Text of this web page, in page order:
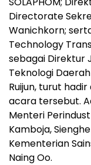
Directorate
Wanichkorn;
Technology
sebagai Direktur
Teknologi
Ruijun, turut
acara tersebut.
Menteri
Kamboja,
Kementerian
Naing Oo.